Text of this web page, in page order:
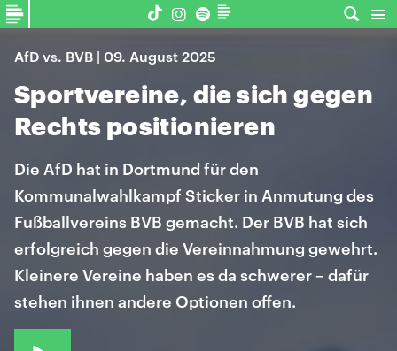
AfD vs. BVB | 09. August 2025
Sportvereine, die sich gegen
Rechts positionieren
Die AfD hat in Dortmund für den
Kommunalwahlkampf Sticker in Anmutung des
Fußballvereins BVB gemacht. Der BVB hat sich
erfolgreich gegen die Vereinnahmung gewehrt.
Kleinere Vereine haben es da schwerer – dafür
stehen ihnen andere Optionen offen.